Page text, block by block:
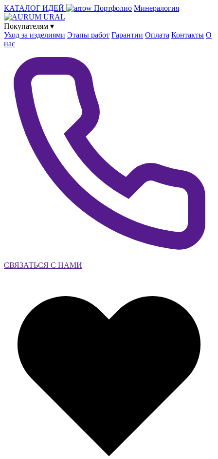
КАТАЛОГ ИДЕЙ Портфолио Минералогия
Покупателям ▾
Уход за изделиями Этапы работ Гарантии Оплата Контакты О
нас
СВЯЗАТЬСЯ С НАМИ